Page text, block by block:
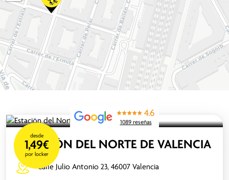
desde
1,49€
por locker
4.6
1089 reseñas
ESTACIÓN DEL NORTE DE VALENCIA
Calle Julio Antonio 23, 46007 Valencia